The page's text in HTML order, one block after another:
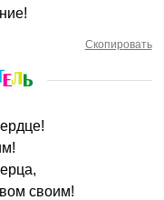
Скопировать
своим!